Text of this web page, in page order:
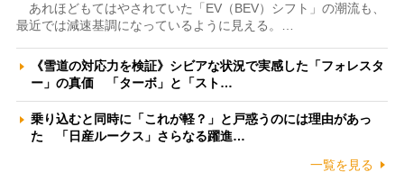
あれほどもてはやされていた「EV（BEV）シフト」の潮流も、
最近では減速基調になっているように見える。…
《雪道の対応力を検証》シビアな状況で実感した「フォレスタ
ー」の真価 「ターボ」と「スト…
乗り込むと同時に「これが軽？」と戸惑うのには理由があっ
た 「日産ルークス」さらなる躍進…
一覧を見る